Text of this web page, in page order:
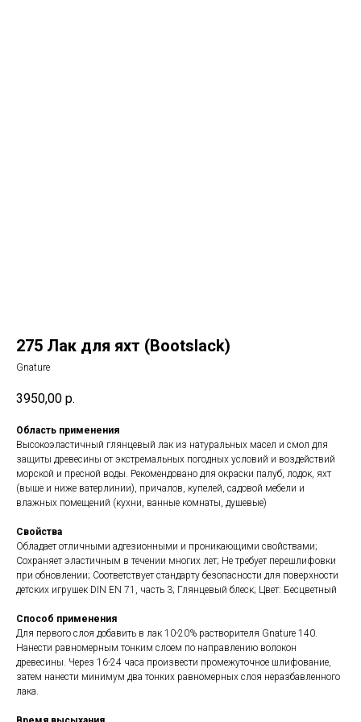
275 Лак для яхт (Bootslack)
Gnature
3950,00 р.
Область применения
Высокоэластичный глянцевый лак из натуральных масел и смол для
защиты древесины от экстремальных погодных условий и воздействий
морской и пресной воды. Рекомендовано для окраски палуб, лодок, яхт
(выше и ниже ватерлинии), причалов, купелей, садовой мебели и
влажных помещений (кухни, ванные комнаты, душевые)
Свойства
Обладает отличными адгезионными и проникающими свойствами;
Сохраняет эластичным в течении многих лет; Не требует перешлифовки
при обновлении; Соответствует стандарту безопасности для поверхности
детских игрушек DIN EN 71, часть 3; Глянцевый блеск; Цвет: Бесцветный
Способ применения
Для первого слоя добавить в лак 10-20% растворителя Gnature 140.
Нанести равномерным тонким слоем по направлению волокон
древесины. Через 16-24 часа произвести промежуточное шлифование,
затем нанести минимум два тонких равномерных слоя неразбавленного
лака.